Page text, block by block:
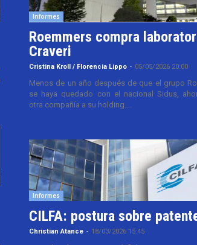
Informes
Roemmers compra
Craveri
Cristina Kroll / Florencia Lippo - 05/05/2026 20:00
Menos de un año después de que el grupo
se haya quedado con el nacional Sidus,
otra compañía a su holding....
Informes
CILFA: postura sobre
Christian Atance - 18/03/2026 15:45